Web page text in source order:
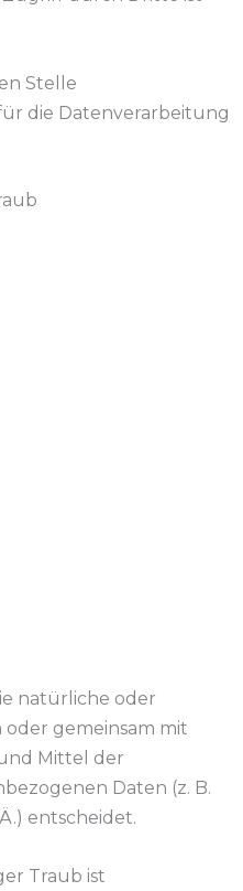
Stelle
die Datenverarbeitung
natürliche oder
oder gemeinsam mit
Mittel der
Daten (z. B.
entscheidet.
Traub ist